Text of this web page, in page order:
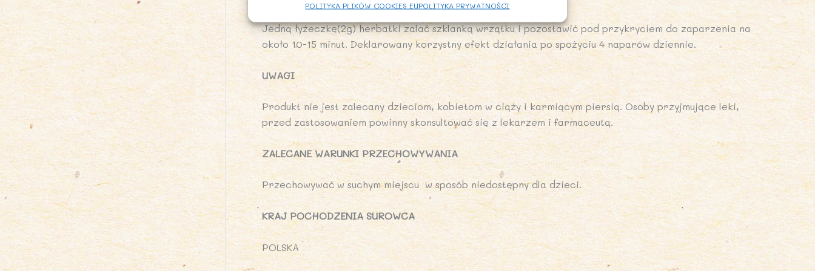
POLITYKA PLIKÓW COOKIES EUPOLITYKA PRYWATNOŚCI
SPOSÓB PRZYGOTOWANIA
Jedną łyżeczkę(2g) herbatki zalać szklanką wrzątku i pozostawić pod przykryciem do zaparzenia na
około 10-15 minut. Deklarowany korzystny efekt działania po spożyciu 4 naparów dziennie.
UWAGI
Produkt nie jest zalecany dzieciom, kobietom w ciąży i karmiącym piersią. Osoby przyjmujące leki,
przed zastosowaniem powinny skonsultować się z lekarzem i farmaceutą.
ZALECANE WARUNKI PRZECHOWYWANIA
Przechowywać w suchym miejscu w sposób niedostępny dla dzieci.
KRAJ POCHODZENIA SUROWCA
POLSKA